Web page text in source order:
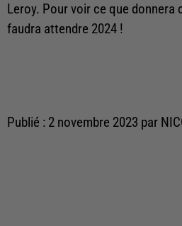
Leroy. Pour voir ce que donnera
faudra attendre 2024 !
Publié : 2 novembre 2023 par